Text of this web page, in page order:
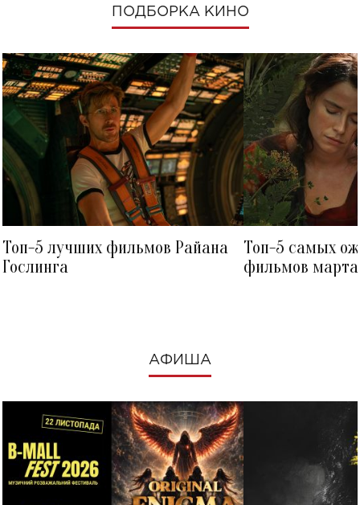
ПОДБОРКА КИНО
Топ-5 лучших фильмов Райана
Гослинга
Топ-5 самых
фильмов
АФИША